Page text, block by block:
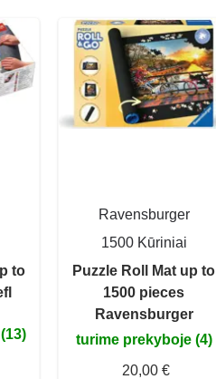
to
Ravensburger
1500 Kūriniai
Puzzle Roll Mat up to
1500 pieces
Ravensburger
turime prekyboje (4)
20,00 €